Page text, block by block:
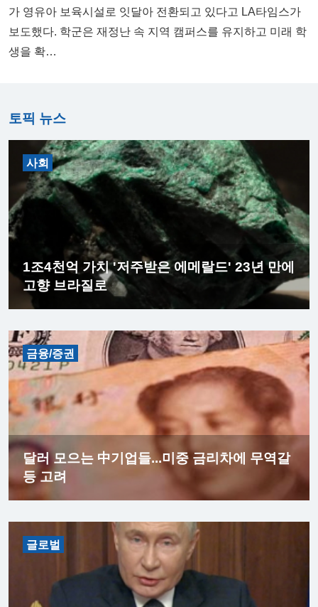
가 영유아 보육시설로 잇달아 전환되고 있다고 LA타임스가
보도했다. 학군은 재정난 속 지역 캠퍼스를 유지하고 미래 학
생을 확…
토픽 뉴스
사회
1조4천억 가치 '저주받은 에메랄드' 23년 만에
고향 브라질로
금융/증권
달러 모으는 中기업들...미중 금리차에 무역갈
등 고려
글로벌